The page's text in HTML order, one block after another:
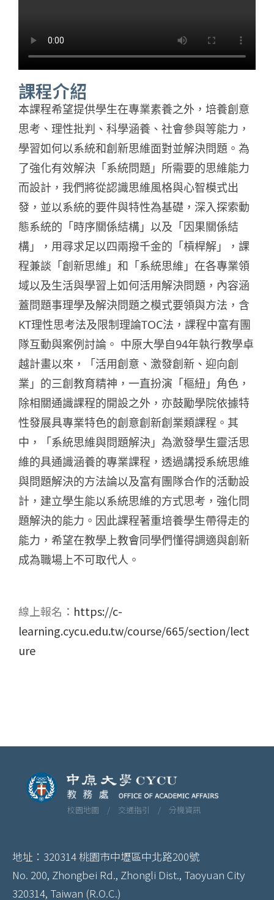
課程介紹
本課程希望提供學生在專業素養之外，培養創意
思考、理性批判、科學涵養、社會參與等能力，
學習如何以系統和創新思維面對並解決問題。為
了強化有效解決「系統問題」所需要的思維能力
而設計，我們將從認識思維風格與心智模式出
發，並以系統的要件與特性為基礎，深入探索動
態系統的「時序關係結構」以及「因果關係結
構」，用尋求足以四兩撥千金的「槓桿解」，課
程兼談「創新思維」和「系統思維」在各專業領
域以及生活與學習上如何活用解決問題，內容涵
蓋問題事理學及解決問題之模式要領與方法，含
KT理性思考法及限制理論TOC法，課程中富有團
隊互動與案例討論。 中原大學自94年執行教學卓
越計畫以來，「活用創意、激發創新、迎向創
業」的三創教育精神，一直扮演「樞紐」角色，
除相關通識課程的開設之外，亦鼓勵學院依據特
性發展具專業特色的創意創新創業類課程。其
中，「系統思維與問題解決」為激發學生靈活思
維的具通識涵養的專業課程，透過講授系統思維
與問題解決的方法論以及富有團隊合作的活動設
計，建立學生能以系統思維的方式思考，強化問
題解決的能力。因此課程著重培養學生帶得走的
能力，希望在教學上教會同學們懂得調適與創新
成為職場上不可取代人。
線上報名： https://c-
learning.cycu.edu.tw/course/665/section/lect
ure
校園地圖 / 交通指引 / 分機資訊
地址：320314 桃園市中壢區中北路200號
No. 200, Zhongbei Rd., Zhongli Dist., Taoyuan City
320314, Taiwan (R.O.C.)